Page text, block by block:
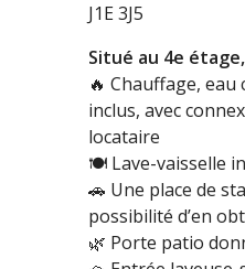
J1E 3J5
Situé au 4e
🔥 Chauffage,
inclus, avec
locataire
🍽 Lave-vaisselle
🚗 Une place de
possibilité d’en
🌿 Porte patio